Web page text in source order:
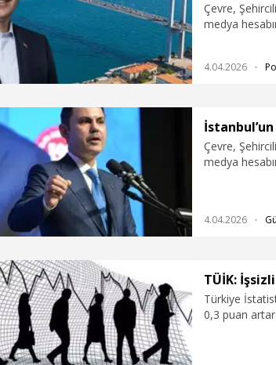
Çevre,
medya
4.04.2026
Çevre,
medya
kredisinde;
4.04.2026
TÜİK:
Türkiye
0,3 puan